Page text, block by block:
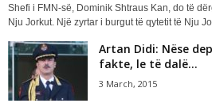
Shefi i FMN-së, Dominik Shtraus Kan, do të
Nju Jorkut. Një zyrtar i burgut të qytetit të Nju
Artan Didi: Nëse
fakte, le të dalë...
3 March, 2015